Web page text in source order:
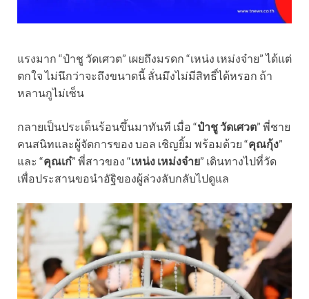
แรงมาก “ป๋าชู วัดเศวต” เผยถึงมรดก “เหน่ง เหม่งจ๋าย” ได้แต่
ตกใจ ไม่นึกว่าจะถึงขนาดนี้ ลั่นมึงไม่มีสิทธิ์ได้หรอก ถ้า
หลานกูไม่เซ็น
กลายเป็นประเด็นร้อนขึ้นมาทันที เมื่อ “ป๋าชู วัดเศวต” พี่ชาย
คนสนิทและผู้จัดการของ บอล เชิญยิ้ม พร้อมด้วย “คุณกุ้ง”
และ “คุณเก๋” พี่สาวของ “เหน่ง เหม่งจ๋าย” เดินทางไปที่วัด
เพื่อประสานขอนำอัฐิของผู้ล่วงลับกลับไปดูแล